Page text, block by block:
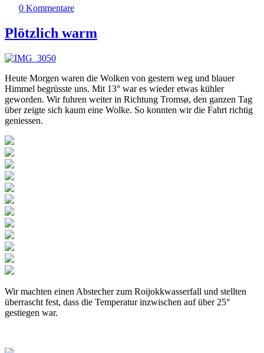
0 Kommentare
Plötzlich warm
Heute Morgen waren die Wolken von gestern weg und blauer
Himmel begrüsste uns. Mit 13° war es wieder etwas kühler
geworden. Wir fuhren weiter in Richtung Tromsø, den ganzen Tag
über zeigte sich kaum eine Wolke. So konnten wir die Fahrt richtig
geniessen.
Wir machten einen Abstecher zum Roijokkwasserfall und stellten
überrascht fest, dass die Temperatur inzwischen auf über 25°
gestiegen war.